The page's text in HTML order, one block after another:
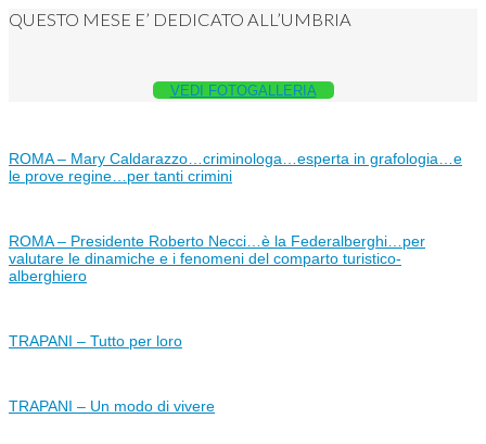
QUESTO MESE E’ DEDICATO ALL’UMBRIA
VEDI FOTOGALLERIA
ROMA – Mary Caldarazzo…criminologa…esperta in grafologia…e
le prove regine…per tanti crimini
ROMA – Presidente Roberto Necci…è la Federalberghi…per
valutare le dinamiche e i fenomeni del comparto turistico-
alberghiero
TRAPANI – Tutto per loro
TRAPANI – Un modo di vivere